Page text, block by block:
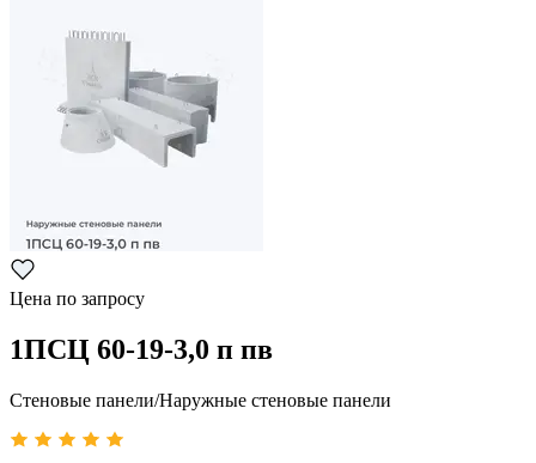
Цена по запросу
1ПСЦ 60-19-3,0 п пв
Стеновые панели/Наружные стеновые панели